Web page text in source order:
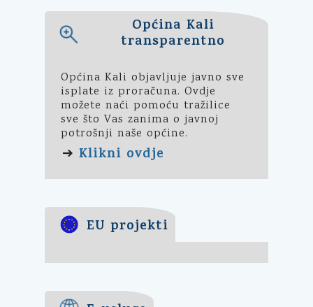
Općina Kali
transparentno
Općina Kali objavljuje javno sve
isplate iz proračuna. Ovdje
možete naći pomoću tražilice
sve što Vas zanima o javnoj
potrošnji naše općine.
➔ Klikni ovdje
EU projekti